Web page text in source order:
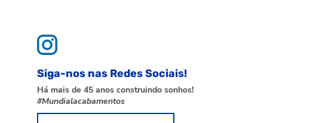
Siga-nos nas Redes Sociais!
Há mais de 45 anos construindo sonhos!
#Mundialacabamentos